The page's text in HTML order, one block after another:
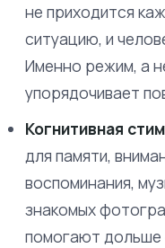
не приходится
ситуацию, и
Именно режим, а
упорядочивает
Когнитивная
для памяти,
воспоминания,
знакомых
помогают дольше